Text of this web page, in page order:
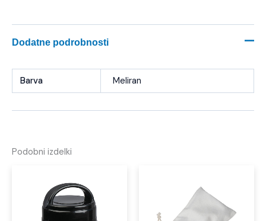
Dodatne podrobnosti
Barva Meliran
Podobni izdelki